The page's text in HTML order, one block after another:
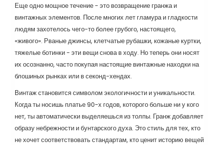
Еще одно мощное течение - это возвращение гранжа и
винтажных элементов. После многих лет гламура и гладкости
людям захотелось чего-то более грубого, настоящего,
«живого». Рваные джинсы, клетчатые рубашки, кожаные куртки,
тяжелые ботинки - эти вещи снова в ходу. Но теперь они носят
их осознанно, часто покупая настоящие винтажные находки на
блошиных рынках или в секонд-хендах.
Винтаж становится символом экологичности и уникальности.
Когда ты носишь платье 90-х годов, которого больше ни у кого
нет, ты автоматически выделяешься из толпы. Гранж добавляет
образу небрежности и бунтарского духа. Это стиль для тех, кто
не хочет соответствовать стандартам, кто ценит историю вещей